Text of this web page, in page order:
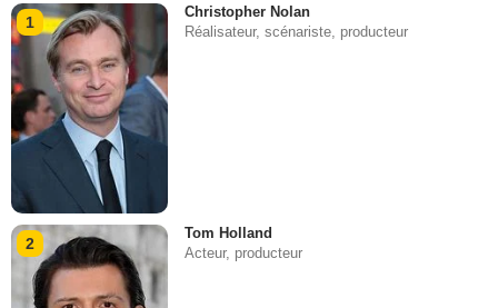
1
Christopher Nolan
Réalisateur, scénariste, producteur
2
Tom Holland
Acteur, producteur